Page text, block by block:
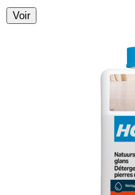
Voir